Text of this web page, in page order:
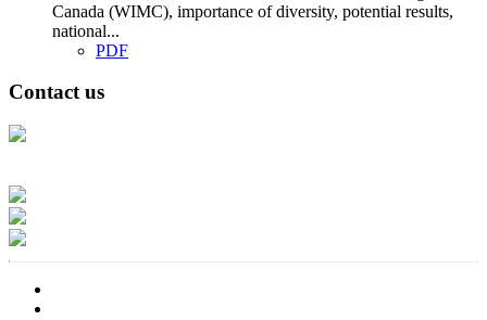
Canada (WIMC), importance of diversity, potential results,
national...
PDF
Contact us